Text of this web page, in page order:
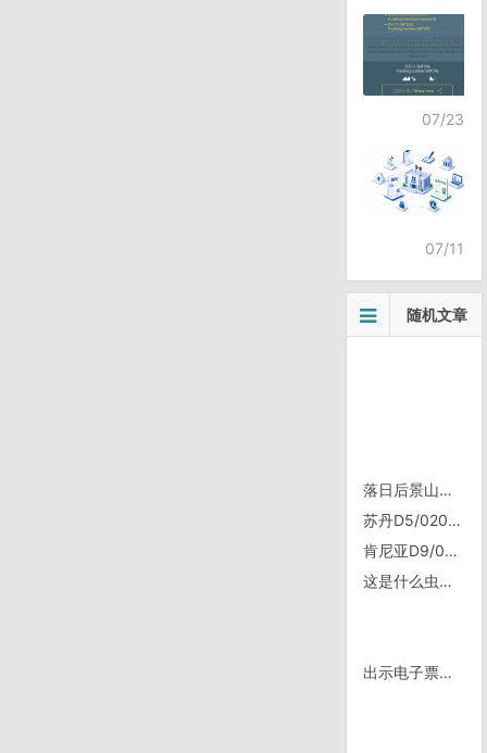
07/23
07/11
随机文章
落日后景山上等着故宫开灯拍照的人还真多
苏丹D5/0207，昨天神器照片
肯尼亚D9/0508，Lokichar
这是什么虫子？
出示电子票即可